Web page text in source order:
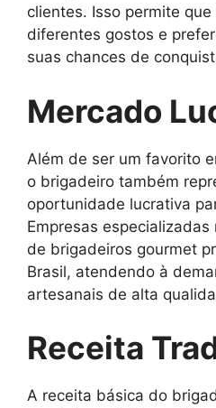
clientes. Isso permite
diferentes gostos e
suas chances de
Mercado
Além de ser um favorito
o brigadeiro também
oportunidade lucrativa
Empresas
de brigadeiros gourmet
Brasil, atendendo à
artesanais de alta
Receita
A receita básica do